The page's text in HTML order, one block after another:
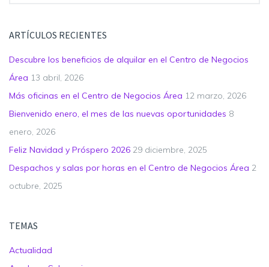
ARTÍCULOS RECIENTES
Descubre los beneficios de alquilar en el Centro de Negocios
Área 13 abril, 2026
Más oficinas en el Centro de Negocios Área 12 marzo, 2026
Bienvenido enero, el mes de las nuevas oportunidades 8
enero, 2026
Feliz Navidad y Próspero 2026 29 diciembre, 2025
Despachos y salas por horas en el Centro de Negocios Área 2
octubre, 2025
TEMAS
Actualidad